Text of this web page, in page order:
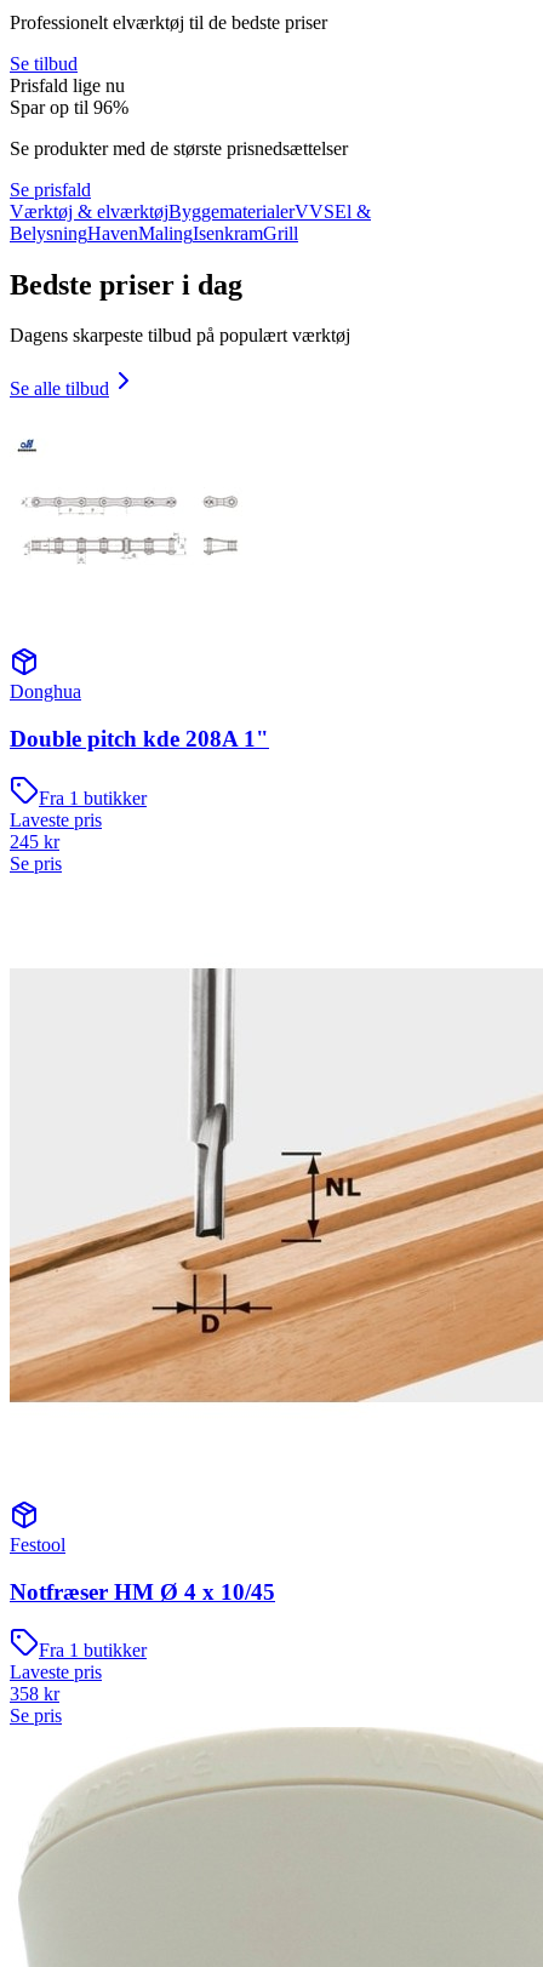
Professionelt elværktøj til de bedste priser
Se tilbud
Prisfald lige nu
Spar op til 96%
Se produkter med de største prisnedsættelser
Se prisfald
Værktøj & elværktøjByggematerialerVVSEl &
BelysningHavenMalingIsenkramGrill
Bedste priser i dag
Dagens skarpeste tilbud på populært værktøj
Se alle tilbud
Donghua
Double pitch kde 208A 1"
Fra 1 butikker
Laveste pris
245 kr
Se pris
Festool
Notfræser HM Ø 4 x 10/45
Fra 1 butikker
Laveste pris
358 kr
Se pris